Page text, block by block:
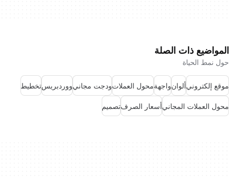
المواضيع ذات الصلة
حول نمط الحياة
موقع إلكترونيألوانواجهةمحول العملاتودجت مجانيووردبريستخطيط
محول العملات المجانيأسعار الصرفتصميم